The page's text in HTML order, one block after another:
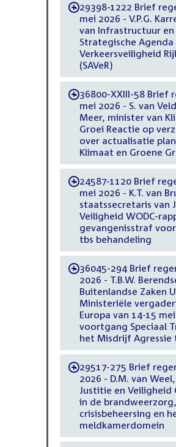
-29398-1222 Brief
mei 2026 - V.P.G.
van Infrastructuur
Strategische Agenda
Verkeersveiligheid
(SAVeR)
-36800-XXIII-58 Brief
mei 2026 - S. van
Meer, minister van
Groei Reactie op
over actualisatie
Klimaat en Groene
-24587-1120 Brief
mei 2026 - K.T. van
staatssecretaris van
Veiligheid WODC-
gevangenisstraf
tbs behandeling
-36045-294 Brief
2026 - T.B.W.
Buitenlandse Zaken
Ministeriële
Europa van 14-15
voortgang Speciaal
het Misdrijf Agressie
-29517-275 Brief
2026 - D.M. van
Justitie en Veiligheid
in de brandweerzorg,
crisisbeheersing en
meldkamerdomein